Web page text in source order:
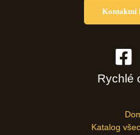
Kontaktní
Rychlé
Katalog